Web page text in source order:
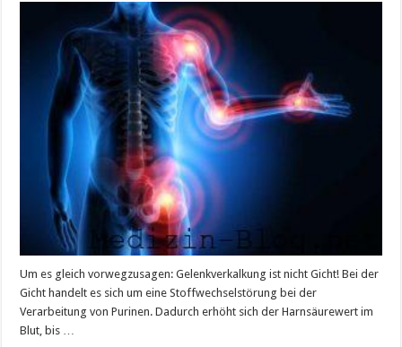
Um es gleich vorwegzusagen: Gelenkverkalkung ist nicht Gicht! Bei der
Gicht handelt es sich um eine Stoffwechselstörung bei der
Verarbeitung von Purinen. Dadurch erhöht sich der Harnsäurewert im
Blut, bis …